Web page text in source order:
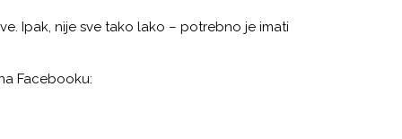
Ipak, nije sve tako lako – potrebno je imati
Facebooku: